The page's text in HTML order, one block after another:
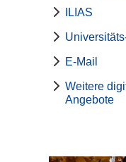
ILIAS
E-Mail
Weitere
Angebote